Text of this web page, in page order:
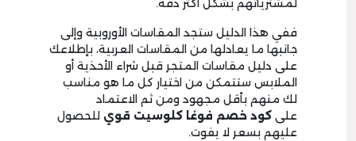
لمشترياتهم بشكل أكثر دقة.
ففي هذا الدليل ستجد المقاسات الأوروبية وإلى
جانبها ما يعادلها من المقاسات العربية، بإطلاعك
على دليل مقاسات المتجر قبل شراء الأحذية أو
الملابس ستتمكن من اختيار كل ما هو مناسب
لك منهم بأقل مجهود ومن ثم الاعتماد
على كود خصم فوغا كلوسيت قوي للحصول
عليهم بسعر لا يفوت.